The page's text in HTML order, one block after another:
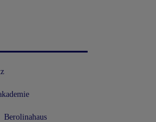
Berolinahaus